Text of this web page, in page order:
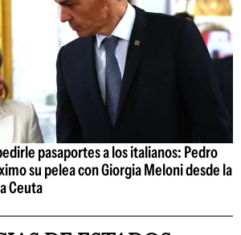
pasaportes a los italianos: Pedro
su pelea con Giorgia Meloni desde la
Ceuta